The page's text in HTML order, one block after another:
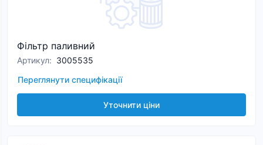
Фільтр паливний
Артикул: 3005535
Переглянути специфікації
Уточнити ціни